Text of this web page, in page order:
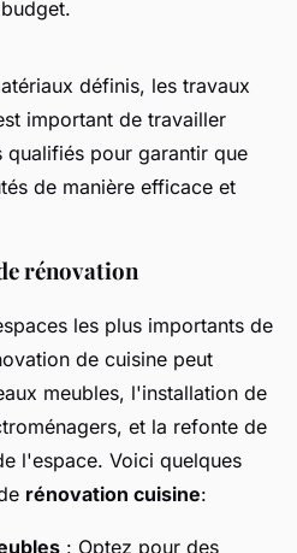
définis, les travaux
important de travailler
qualifiés pour garantir que
de manière efficace et
rénovation
les plus importants de
de cuisine peut
meubles, l'installation de
et la refonte de
l'espace. Voici quelques
rénovation cuisine:
: Optez pour des